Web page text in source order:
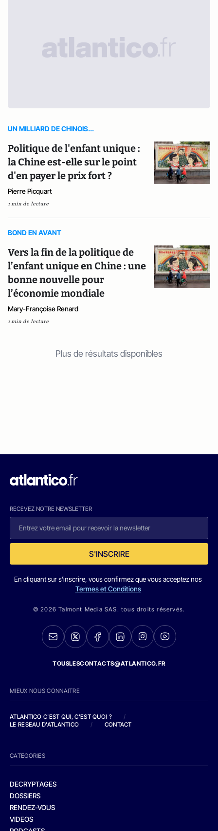
UN MILLIARD DE CHINOIS...
Politique de l'enfant unique :
la Chine est-elle sur le point
d'en payer le prix fort ?
Pierre Picquart
1 min de lecture
BOND EN AVANT
Vers la fin de la politique de
l’enfant unique en Chine : une
bonne nouvelle pour
l’économie mondiale
Mary-Françoise Renard
1 min de lecture
Plus de résultats disponibles
RECEVEZ NOTRE NEWSLETTER
S'INSCRIRE
En cliquant sur s'inscrire, vous confirmez que vous acceptez nos
Termes et Conditions
© 2026 Talmont Media SAS. tous droits réservés.
TOUSLESCONTACTS@ATLANTICO.FR
MIEUX NOUS CONNAITRE
ATLANTICO C'EST QUI, C'EST QUOI ?
/
LE RESEAU D'ATLANTICO
/ CONTACT
CATEGORIES
DECRYPTAGES
DOSSIERS
RENDEZ-VOUS
VIDEOS